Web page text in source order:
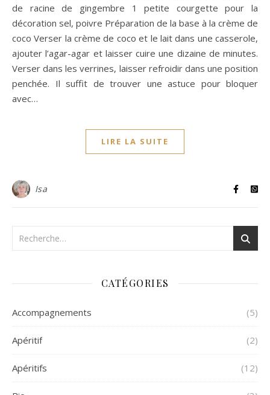
de racine de gingembre 1 petite courgette pour la
décoration sel, poivre Préparation de la base à la crème de
coco Verser la crème de coco et le lait dans une casserole,
ajouter l’agar-agar et laisser cuire une dizaine de minutes.
Verser dans les verrines, laisser refroidir dans une position
penchée. Il suffit de trouver une astuce pour bloquer
avec…
LIRE LA SUITE
Isa
CATÉGORIES
Accompagnements (5)
Apéritif (2)
Apéritifs (12)